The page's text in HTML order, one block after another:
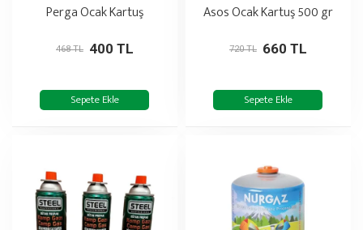
Perga Ocak Kartuş
400 TL
468 TL
Sepete Ekle
Asos Ocak Kartuş 500 gr
660 TL
720 TL
Sepete Ekle